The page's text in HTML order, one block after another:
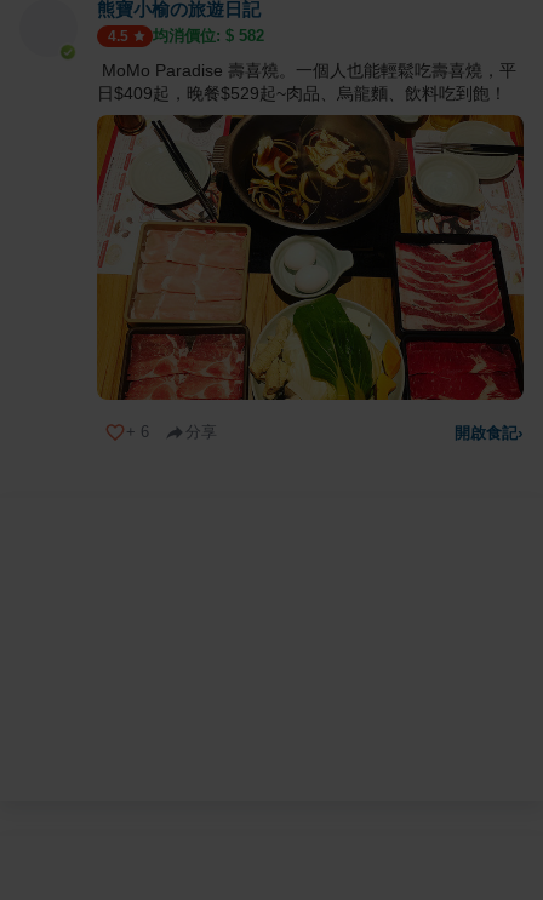
熊寶小榆の旅遊日記
4.5 均消價位: $ 582
MoMo Paradise 壽喜燒。一個人也能輕鬆吃壽喜燒，平
日$409起，晚餐$529起~肉品、烏龍麵、飲料吃到飽！
+ 6 分享 開啟食記›